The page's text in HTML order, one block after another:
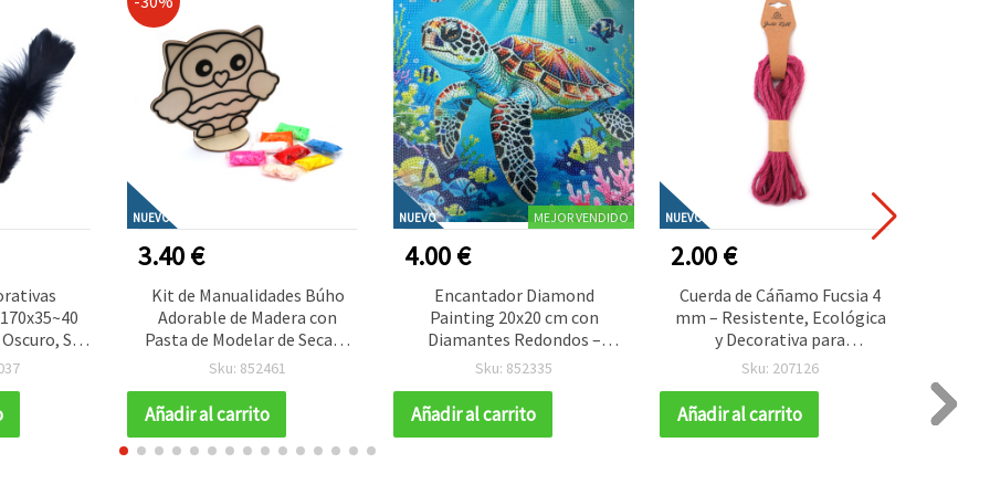
Set
y
NUEVO
3.40 €
Kit de Manualidades Búho
Adorable de Madera con
Pasta de Modelar de Secado
al Aire – Ideal para Niños,
y Decoración
Sku: 852461
Añadir al carrito
NUEVO MEJOR VENDIDO
4.00 €
Encantador Diamond
Painting 20x20 cm con
Diamantes Redondos –
Taladro Parcial “Tortuga”
Sku: 852335
Añadir al carrito
NUEVO
2.00 €
Cuerda de Cáñamo Fucsia 4
mm – Resistente, Ecológica
y Decorativa para
Manualidades, Rollo de ~5 m
Sku: 207126
Añadir al carrito
y